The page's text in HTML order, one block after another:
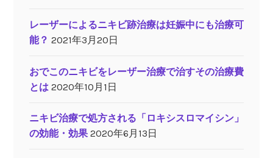
レーザーによるニキビ跡治療は妊娠中にも治療可
能？ 2021年3月20日
おでこのニキビをレーザー治療で治すその治療費
とは 2020年10月1日
ニキビ治療で処方される「ロキシスロマイシン」
の効能・効果 2020年6月13日